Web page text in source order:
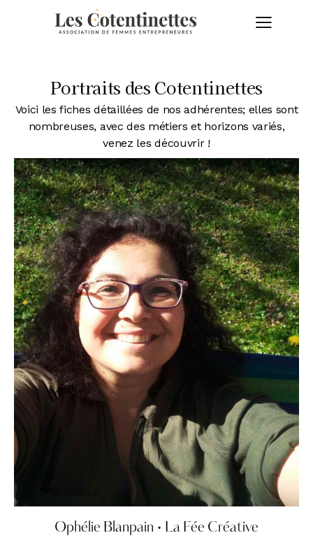
Portraits des Cotentinettes
Voici les fiches détaillées de nos adhérentes; elles sont
nombreuses, avec des métiers et horizons variés,
venez les découvrir !
Ophélie Blanpain • La Fée Créative